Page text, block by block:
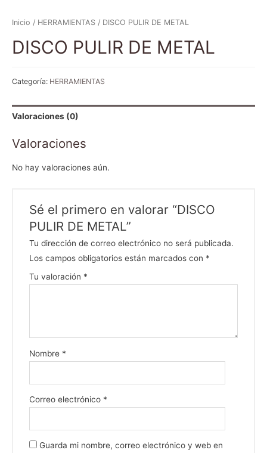
Inicio / HERRAMIENTAS / DISCO PULIR DE METAL
DISCO PULIR DE METAL
Categoría: HERRAMIENTAS
Valoraciones (0)
Valoraciones
No hay valoraciones aún.
Sé el primero en valorar “DISCO
PULIR DE METAL”
Tu dirección de correo electrónico no será publicada.
Los campos obligatorios están marcados con *
Tu valoración *
Nombre *
Correo electrónico *
Guarda mi nombre, correo electrónico y web en